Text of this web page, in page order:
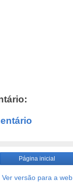
Página inicial
Ver versão para a web